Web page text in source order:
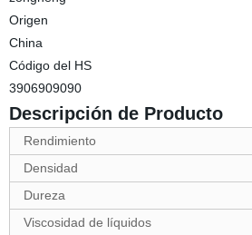
Origen
China
Código del HS
3906909090
Descripción de Producto
Rendimiento
Densidad
Dureza
Viscosidad de líquidos